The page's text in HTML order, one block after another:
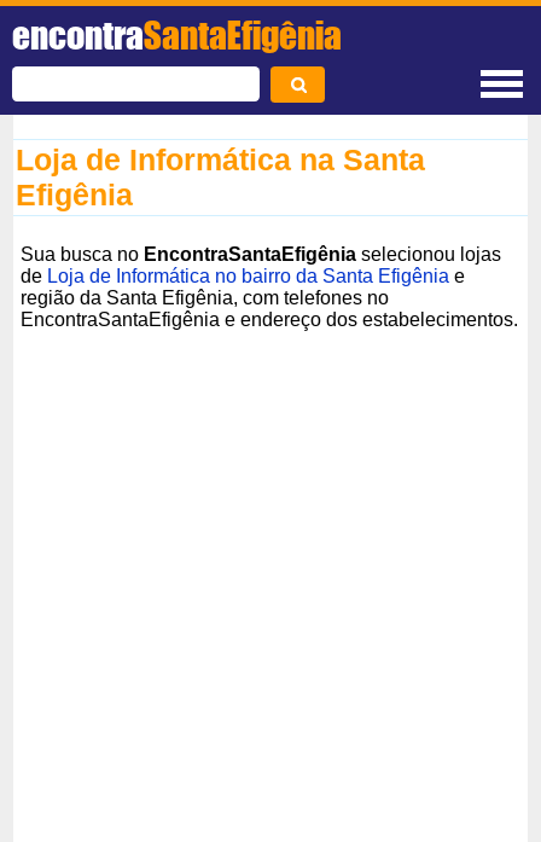
encontraSantaEfigênia
Loja de Informática na Santa
Efigênia
Sua busca no EncontraSantaEfigênia selecionou lojas
de Loja de Informática no bairro da Santa Efigênia e
região da Santa Efigênia, com telefones no
EncontraSantaEfigênia e endereço dos estabelecimentos.